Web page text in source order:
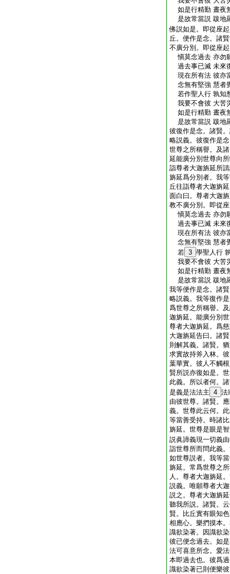
如是行精勤 晝夜
是故常當説 跋地
佛説如是。即從座
丘。便作是念。諸
不廣分別。即從座
愼莫念過去 亦勿
過去事已滅 未來
現在所有法 彼亦
念無有堅強 慧者
若作聖人行 孰知
我要不會彼 大苦
如是行精勤 晝夜
是故常當説 跋地
彼復作是念。諸賢
略説義。彼復作是
世尊之所稱譽。及
延能廣分別世尊向
詣尊者大迦旃延所
旃延爲分別者。我
丘往詣尊者大迦旃
面白曰。尊者大迦
教不廣分別。即從
愼莫念過去 亦勿
過去事已滅 未來
現在所有法 彼亦
念無有堅強 慧者
若 3 學聖人行
我要不會彼 大苦
如是行精勤 晝夜
是故常當説 跋地
我等便作是念。諸
略説義。我等復作
爲世尊之所稱譽。
迦旃延。能廣分別
尊者大迦旃延。爲
大迦旃延告曰。諸
則解其義。諸賢。
求實故持斧入林。
葉華實。彼人不觸
賢所説亦復如是。
此義。所以者何。
是義是法法主 4 法
由彼世尊。諸賢。
義。世尊此云何。
等當善受持。時諸
旃延。世尊是眼是
説眞諦義現一切義
詣世尊所而問此義
如世尊説者。我等
旃延。常爲世尊之
人。尊者大迦旃延
説義。唯願尊者大
説之。尊者大迦旃
聽我所説。諸賢。
賢。比丘實有眼知
相應心。樂捫摸本
識欲染著。因識欲
彼已便念過去。如
法可喜意所念。愛
本即過去也。彼爲
識欲染著已則便樂